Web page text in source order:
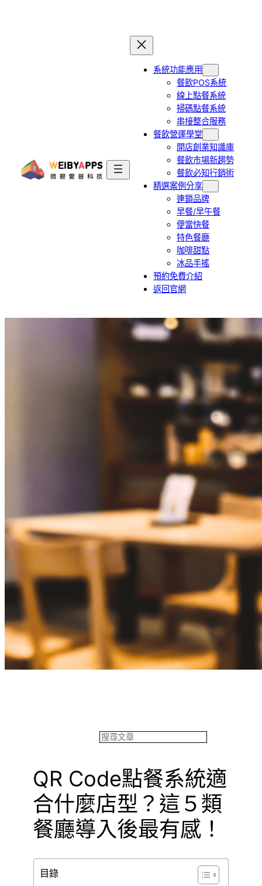
系統功能應用
餐飲POS系統
線上點餐系統
掃碼點餐系統
串接整合服務
餐飲營運學堂
開店創業知識庫
餐飲市場新趨勢
餐飲必知行銷術
精選案例分享
連鎖品牌
早餐/早午餐
便當快餐
特色餐廳
咖啡甜點
冰品手搖
預約免費介紹
返回官網
QR Code點餐系統適
合什麼店型？這５類
餐廳導入後最有感！
目錄